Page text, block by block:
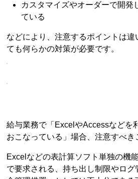
カスタマイズやオーダーで開発
ている
などにより、注意するポイントは違
ても何らかの対策が必要です。
給与業務で「ExcelやAccessなどを
おこなっている」場合、注意すべき
Excelなどの表計算ソフト単独の機
で要求される、持ち出し制限やロ